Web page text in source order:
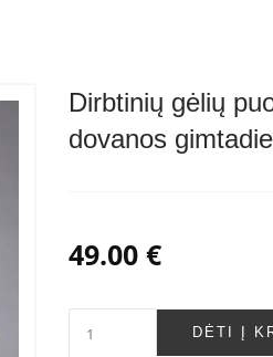
Dirbtinių gėlių
dovanos
49.00 €
DĖTI Į